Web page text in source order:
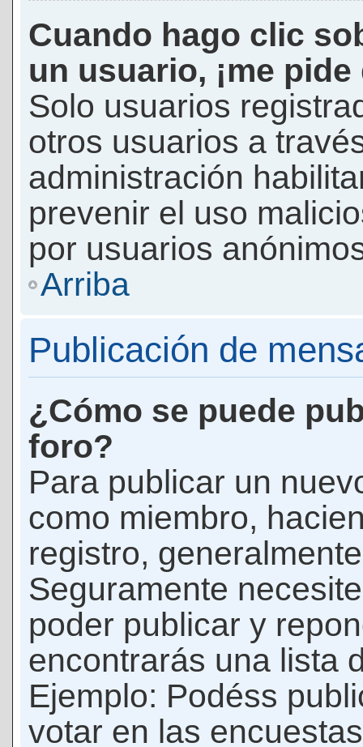
Cuando hago clic
un usuario, ¡me
Solo usuarios
otros usuarios a
administración
prevenir el uso
por usuarios
Arriba
Publicación de
¿Cómo se puede
foro?
Para publicar un
como miembro,
registro,
Seguramente
poder publicar y
encontrarás una lista
Ejemplo: Podéss
votar en las